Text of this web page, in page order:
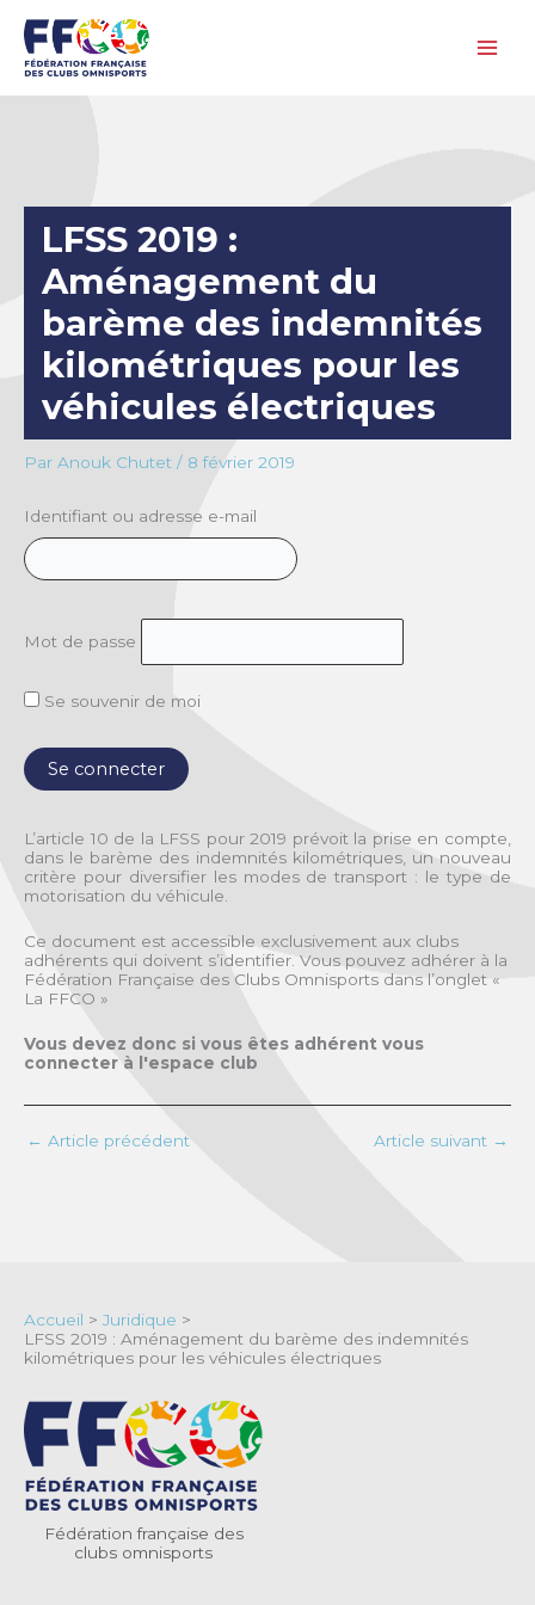
contenu
LFSS 2019 :
Aménagement du
barème des indemnités
kilométriques pour les
véhicules électriques
Par Anouk Chutet / 8 février 2019
Identifiant ou adresse e-mail
Mot de passe
Se souvenir de moi
L’article 10 de la LFSS pour 2019 prévoit la prise en compte,
dans le barème des indemnités kilométriques, un nouveau
critère pour diversifier les modes de transport : le type de
motorisation du véhicule.
Ce document est accessible exclusivement aux clubs
adhérents qui doivent s’identifier. Vous pouvez adhérer à la
Fédération Française des Clubs Omnisports dans l’onglet «
La FFCO »
Vous devez donc si vous êtes adhérent vous
connecter à l'espace club
← Article précédent Article suivant →
Accueil > Juridique >
LFSS 2019 : Aménagement du barème des indemnités
kilométriques pour les véhicules électriques
Fédération française des
clubs omnisports